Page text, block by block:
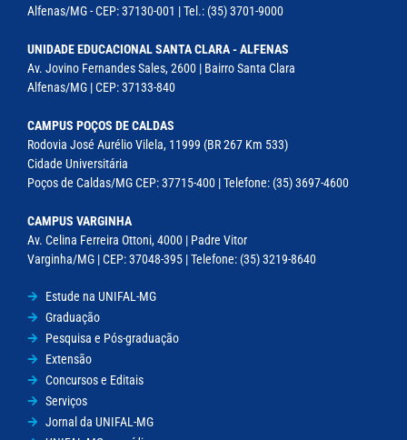
Alfenas/MG - CEP: 37130-001 | Tel.: (35) 3701-9000
UNIDADE EDUCACIONAL SANTA CLARA - ALFENAS
Av. Jovino Fernandes Sales, 2600 | Bairro Santa Clara
Alfenas/MG | CEP: 37133-840
CAMPUS POÇOS DE CALDAS
Rodovia José Aurélio Vilela, 11999 (BR 267 Km 533)
Cidade Universitária
Poços de Caldas/MG CEP: 37715-400 | Telefone: (35) 3697-4600
CAMPUS VARGINHA
Av. Celina Ferreira Ottoni, 4000 | Padre Vitor
Varginha/MG | CEP: 37048-395 | Telefone: (35) 3219-8640
Estude na UNIFAL-MG
Graduação
Pesquisa e Pós-graduação
Extensão
Concursos e Editais
Serviços
Jornal da UNIFAL-MG